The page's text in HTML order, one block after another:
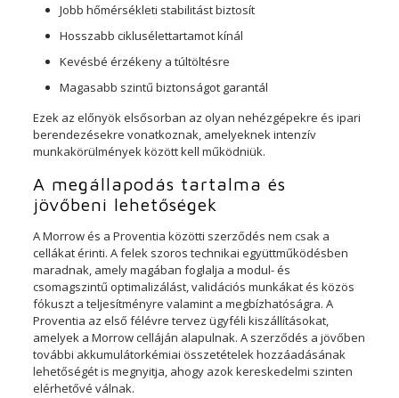
Jobb hőmérsékleti stabilitást biztosít
Hosszabb ciklusélettartamot kínál
Kevésbé érzékeny a túltöltésre
Magasabb szintű biztonságot garantál
Ezek az előnyök elsősorban az olyan nehézgépekre és ipari
berendezésekre vonatkoznak, amelyeknek intenzív
munkakörülmények között kell működniük.
A megállapodás tartalma és
jövőbeni lehetőségek
A Morrow és a Proventia közötti szerződés nem csak a
cellákat érinti. A felek szoros technikai együttműködésben
maradnak, amely magában foglalja a modul- és
csomagszintű optimalizálást, validációs munkákat és közös
fókuszt a teljesítményre valamint a megbízhatóságra. A
Proventia az első félévre tervez ügyféli kiszállításokat,
amelyek a Morrow celláján alapulnak. A szerződés a jövőben
további akkumulátorkémiai összetételek hozzáadásának
lehetőségét is megnyitja, ahogy azok kereskedelmi szinten
elérhetővé válnak.